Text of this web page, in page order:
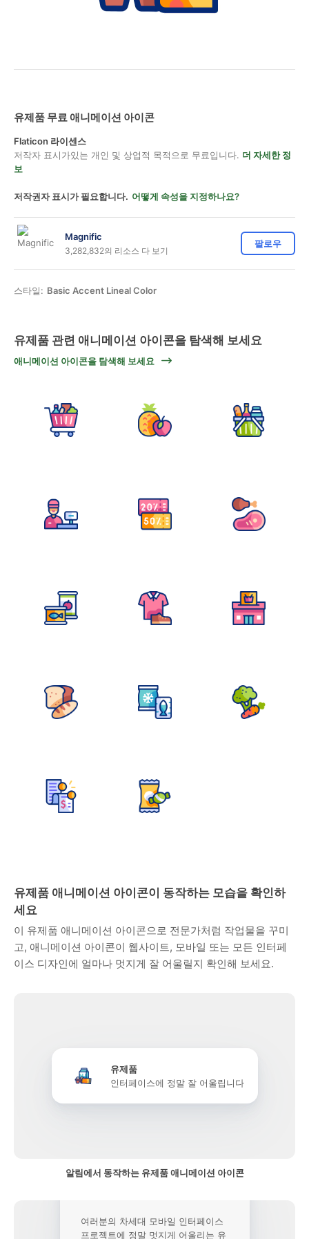
유제품 무료 애니메이션 아이콘
Flaticon 라이센스
저작자 표시가있는 개인 및 상업적 목적으로 무료입니다. 더 자세한 정
보
저작권자 표시가 필요합니다. 어떻게 속성을 지정하나요?
Magnific
3,282,832의 리소스 다 보기
팔로우
스타일: Basic Accent Lineal Color
유제품 관련 애니메이션 아이콘을 탐색해 보세요
애니메이션 아이콘을 탐색해 보세요
유제품 애니메이션 아이콘이 동작하는 모습을 확인하
세요
이 유제품 애니메이션 아이콘으로 전문가처럼 작업물을 꾸미
고, 애니메이션 아이콘이 웹사이트, 모바일 또는 모든 인터페
이스 디자인에 얼마나 멋지게 잘 어울릴지 확인해 보세요.
유제품
인터페이스에 정말 잘 어울립니다
알림에서 동작하는 유제품 애니메이션 아이콘
여러분의 차세대 모바일 인터페이스
프로젝트에 정말 멋지게 어울리는 유